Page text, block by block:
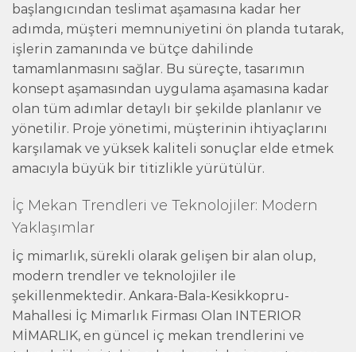
başlangıcından teslimat aşamasına kadar her
adımda, müşteri memnuniyetini ön planda tutarak,
işlerin zamanında ve bütçe dahilinde
tamamlanmasını sağlar. Bu süreçte, tasarımın
konsept aşamasından uygulama aşamasına kadar
olan tüm adımlar detaylı bir şekilde planlanır ve
yönetilir. Proje yönetimi, müşterinin ihtiyaçlarını
karşılamak ve yüksek kaliteli sonuçlar elde etmek
amacıyla büyük bir titizlikle yürütülür.
İç Mekan Trendleri ve Teknolojiler: Modern
Yaklaşımlar
İç mimarlık, sürekli olarak gelişen bir alan olup,
modern trendler ve teknolojiler ile
şekillenmektedir. Ankara-Bala-Kesikkopru-
Mahallesi İç Mimarlık Firması Olan INTERIOR
MİMARLIK, en güncel iç mekan trendlerini ve